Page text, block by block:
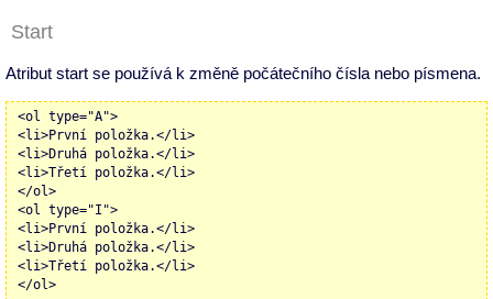
Start
Atribut start se používá k změně počátečního čísla nebo písmena.
<ol type="A">
<li>První položka.</li>
<li>Druhá položka.</li>
<li>Třetí položka.</li>
</ol>
<ol type="I">
<li>První položka.</li>
<li>Druhá položka.</li>
<li>Třetí položka.</li>
</ol>